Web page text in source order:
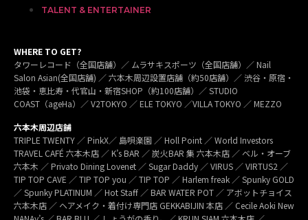
TALENT & ENTERTAINER
WHERE TO GET?
タワーレコード（全国店舗）／ ムラサキスポーツ（全国店舗）／ Nail
Salon Asian(全国店舗) ／ 六本木周辺設置店舗（約50店舗）／ 渋谷・原宿・
池袋・恵比寿・代官山・新宿SHOP（約100店舗）／ STUDIO
COAST（ageHa）／ V2TOKYO ／ ELE TOKYO ／VILLA TOKYO ／ MEZZO
六本木周辺店舗
TRIPLE TWENTY ／ PinkX／ 島唄楽園 ／ Holl Point ／ World Investors
TRAVEL CAFÉ 六本木店 ／ K’s BAR ／ 炭火BAR 集 六本木店 ／ ベル・オーブ
六本木 ／ Privato Dining Lovenet ／ Sugar Daddy ／ VIRUS ／ VIRTUS2 ／
TIP TOP CAVE ／ TIP TOP you ／ TIP TOP ／ Harlem freak ／ Spunky GOLD
／ Spunky PLATINUM ／ Hot Staff ／ BAR WATER POT ／ アボットチョイス
六本木店 ／ ヘアメイク・着付け専門店 GEKKABIJIN 本店 ／ Cecile Aoki New